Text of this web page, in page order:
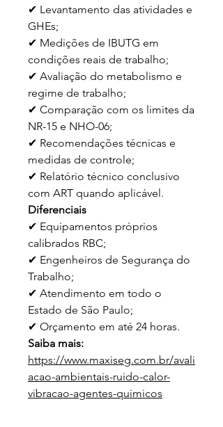
✔ Levantamento das atividades e
GHEs;
✔ Medições de IBUTG em
condições reais de trabalho;
✔ Avaliação do metabolismo e
regime de trabalho;
✔ Comparação com os limites da
NR-15 e NHO-06;
✔ Recomendações técnicas e
medidas de controle;
✔ Relatório técnico conclusivo
com ART quando aplicável.
Diferenciais
✔ Equipamentos próprios
calibrados RBC;
✔ Engenheiros de Segurança do
Trabalho;
✔ Atendimento em todo o
Estado de São Paulo;
✔ Orçamento em até 24 horas.
Saiba mais:
https://www.maxiseg.com.br/avali
acao-ambientais-ruido-calor-
vibracao-agentes-quimicos